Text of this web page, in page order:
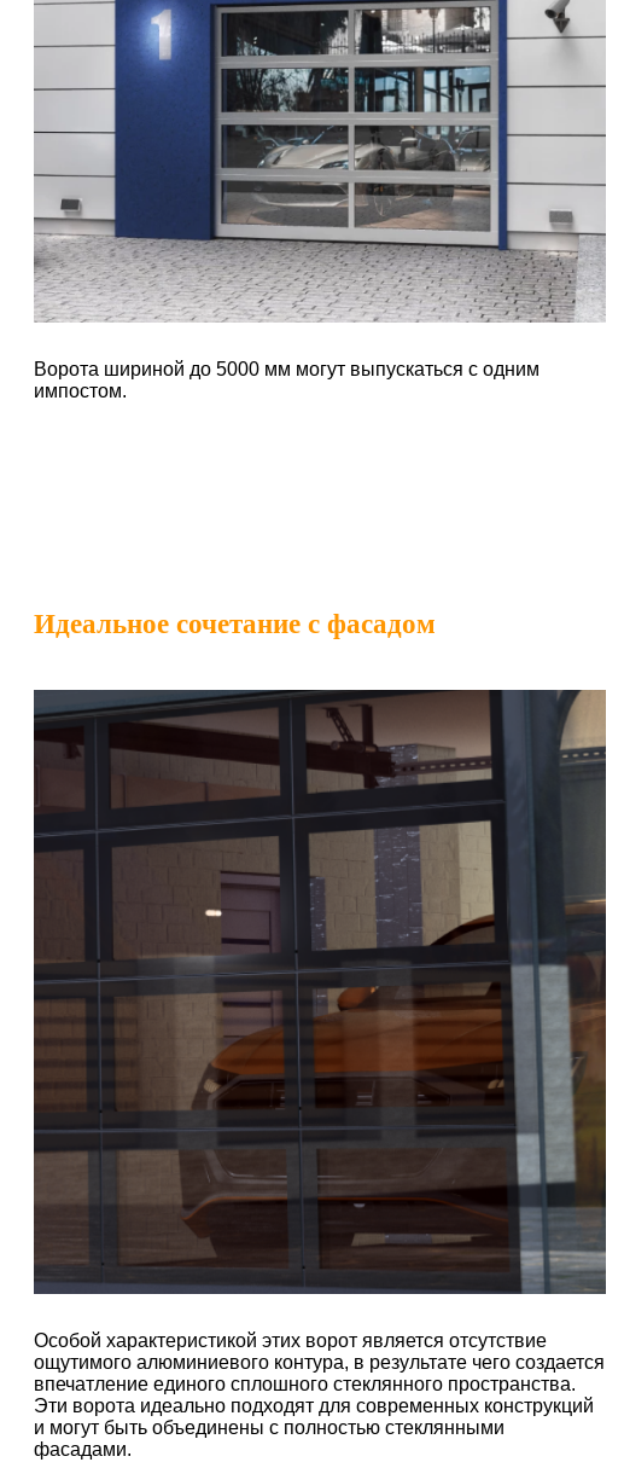
Ворота шириной до 5000 мм могут выпускаться с одним
импостом.
Идеальное сочетание с фасадом
Особой характеристикой этих ворот является отсутствие
ощутимого алюминиевого контура, в результате чего создается
впечатление единого сплошного стеклянного пространства.
Эти ворота идеально подходят для современных конструкций
и могут быть объединены с полностью стеклянными
фасадами.